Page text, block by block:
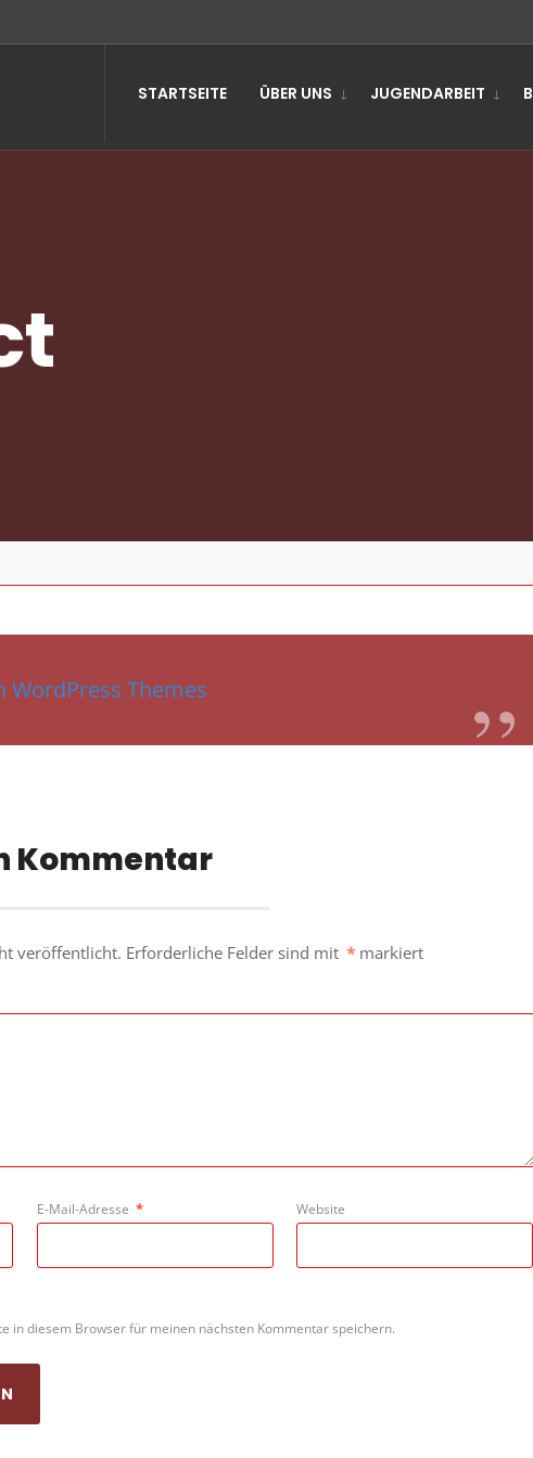
STARTSEITE ÜBER UNS JUGENDARBEIT
WordPress Themes
Kommentar
veröffentlicht. Erforderliche Felder sind mit * markiert
E-Mail-Adresse * Website
in diesem Browser für meinen nächsten Kommentar speichern.